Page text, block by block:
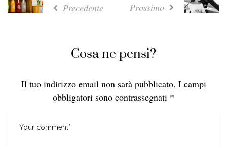
Precedente Prossimo
Cosa ne pensi?
Il tuo indirizzo email non sarà pubblicato. I campi
obbligatori sono contrassegnati *